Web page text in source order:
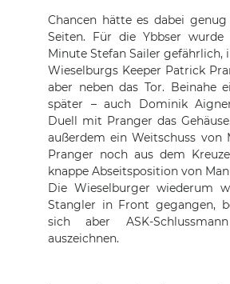
Chancen hätte es dabei
Seiten. Für die Ybbser
Minute Stefan Sailer gefährlich,
Wieselburgs Keeper Patrick
aber neben das Tor. Beinahe
später – auch Dominik
Duell mit Pranger das
außerdem ein Weitschuss von
Pranger noch aus dem
knappe Abseitsposition von
Die Wieselburger wiederum
Stangler in Front gegangen,
sich aber ASK-
auszeichnen.